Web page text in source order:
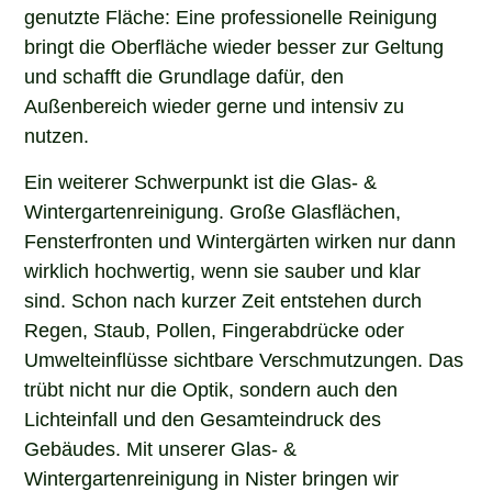
genutzte Fläche: Eine professionelle Reinigung
bringt die Oberfläche wieder besser zur Geltung
und schafft die Grundlage dafür, den
Außenbereich wieder gerne und intensiv zu
nutzen.
Ein weiterer Schwerpunkt ist die Glas- &
Wintergartenreinigung. Große Glasflächen,
Fensterfronten und Wintergärten wirken nur dann
wirklich hochwertig, wenn sie sauber und klar
sind. Schon nach kurzer Zeit entstehen durch
Regen, Staub, Pollen, Fingerabdrücke oder
Umwelteinflüsse sichtbare Verschmutzungen. Das
trübt nicht nur die Optik, sondern auch den
Lichteinfall und den Gesamteindruck des
Gebäudes. Mit unserer Glas- &
Wintergartenreinigung in Nister bringen wir